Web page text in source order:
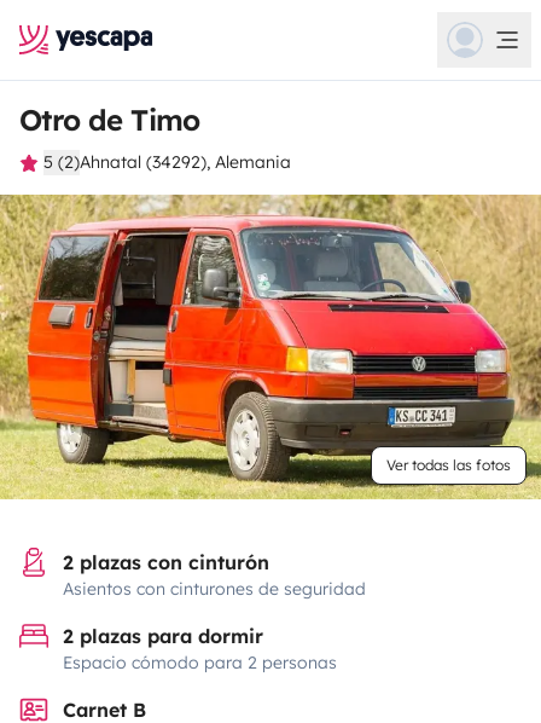
Otro de Timo
5 (2)Ahnatal (34292), Alemania
Ver todas las fotos
2 plazas con cinturón
Asientos con cinturones de seguridad
2 plazas para dormir
Espacio cómodo para 2 personas
Carnet B